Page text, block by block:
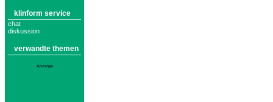
klinform service
chat
diskussion
verwandte themen
Anzeige